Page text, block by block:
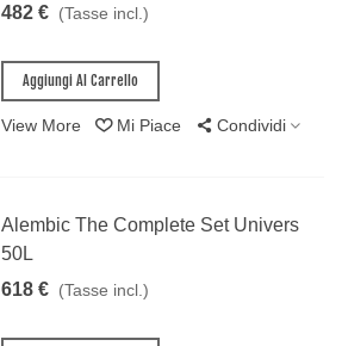
482 € (Tasse incl.)
Aggiungi Al Carrello
View More Mi Piace Condividi
Alembic The Complete Set Univers
50L
618 € (Tasse incl.)